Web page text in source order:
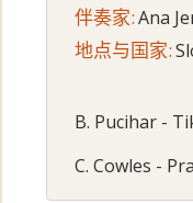
伴奏家:Ana
地点与国家:
B. Pucihar -
C. Cowles -